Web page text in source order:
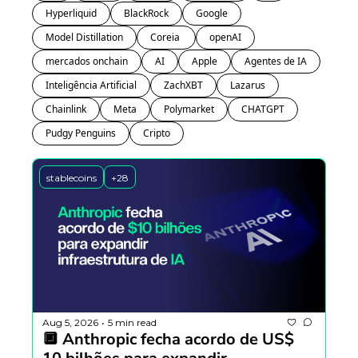
Hyperliquid
BlackRock
Google
Model Distillation
openAI
mercados onchain
AI Apple
Agentes de IA
Inteligência Artificial
ZachXBT
Lazarus
Chainlink
Meta Polymarket
CHATGPT
Pudgy Penguins
Cripto
stablecoins +28
Aug 5, 2026 • 5 min read
🔲 Anthropic fecha acordo de US$